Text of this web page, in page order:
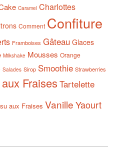
Caramel Charlottes
Comment Confiture
Framboises Gâteau Glaces
Milkshake Mousses Orange
Salades Sirop Smoothie Strawberries
Fraises Tartelette
aux Fraises Vanille Yaourt